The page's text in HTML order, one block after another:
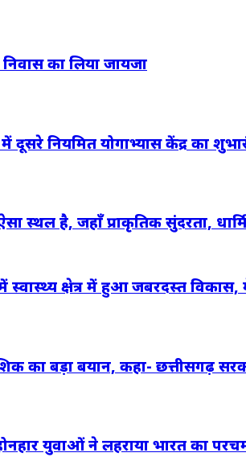
का लिया जायजा
में दूसरे नियमित योगाभ्यास केंद्र का
ऐसा स्थल है, जहाँ प्राकृतिक सुंदरता,
स्वास्थ्य क्षेत्र में हुआ जबरदस्त
का बड़ा बयान, कहा- छत्तीसगढ़
युवाओं ने लहराया भारत का